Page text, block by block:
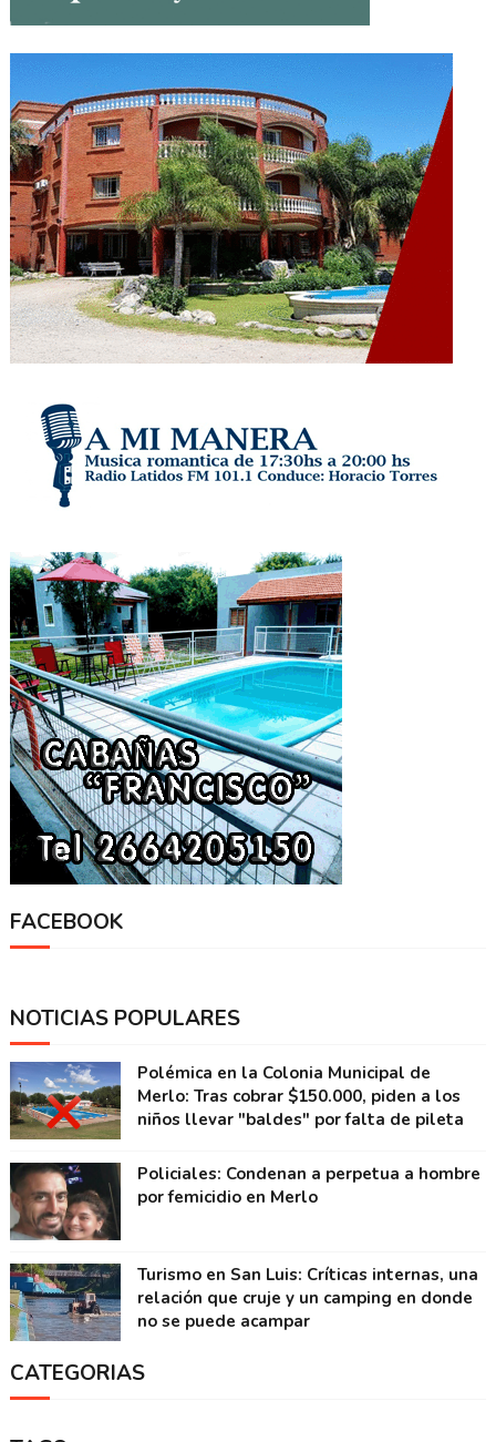
FACEBOOK
NOTICIAS POPULARES
Polémica en la Colonia Municipal de
Merlo: Tras cobrar $150.000, piden a los
niños llevar "baldes" por falta de pileta
Policiales: Condenan a perpetua a hombre
por femicidio en Merlo
Turismo en San Luis: Críticas internas, una
relación que cruje y un camping en donde
no se puede acampar
CATEGORIAS